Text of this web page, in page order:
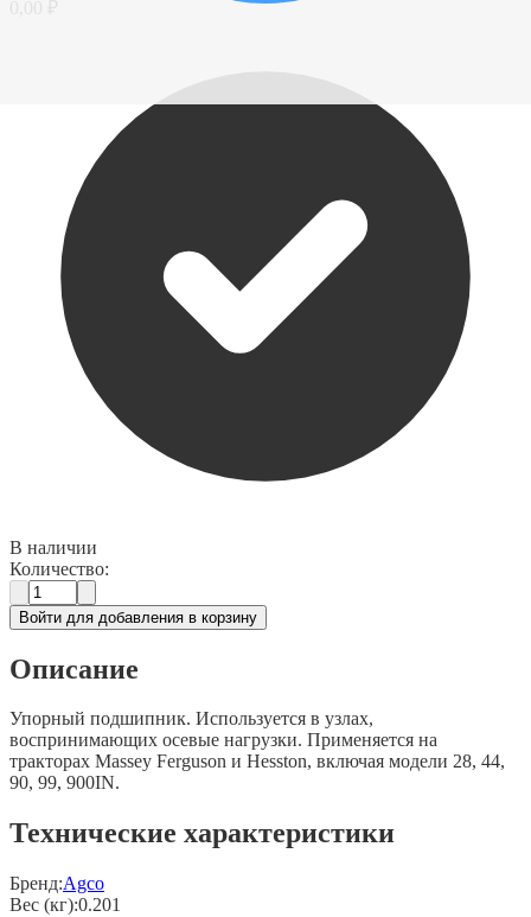
В наличии
Количество:
Войти для добавления в корзину
Описание
Упорный подшипник. Используется в узлах,
воспринимающих осевые нагрузки. Применяется на
тракторах Massey Ferguson и Hesston, включая модели 28, 44,
90, 99, 900IN.
Технические характеристики
Бренд:Agco
Вес (кг):0.201